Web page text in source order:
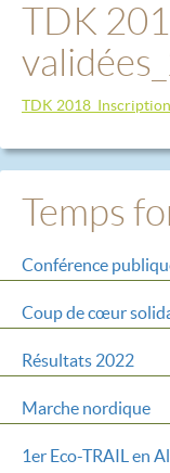
TDK
TDK
Temps
Conférence
Coup de cœur
Résultats 2022
Marche nordique
1er Eco-TRAIL en